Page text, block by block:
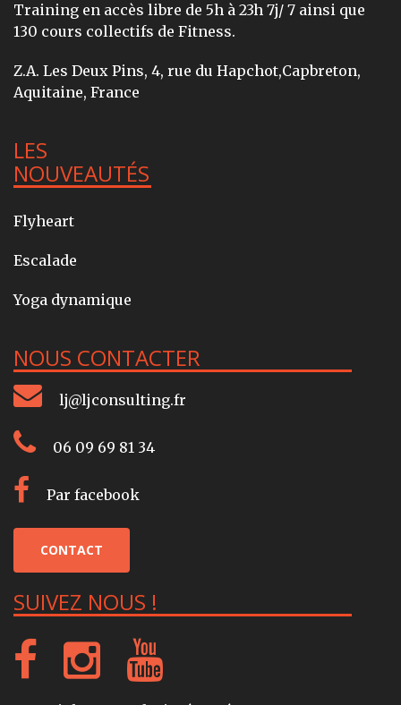
Training en accès libre de 5h à 23h 7j/ 7 ainsi que
130 cours collectifs de Fitness.
Z.A. Les Deux Pins, 4, rue du Hapchot,Capbreton,
Aquitaine, France
LES
NOUVEAUTÉS
Flyheart
Escalade
Yoga dynamique
NOUS CONTACTER
lj@ljconsulting.fr
06 09 69 81 34
Par facebook
CONTACT
SUIVEZ NOUS !